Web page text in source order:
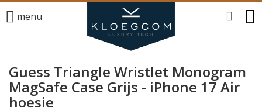
menu
Guess Triangle Wristlet Monogram
MagSafe Case Grijs - iPhone 17 Air
hoesje